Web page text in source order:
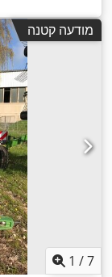
מודעה קטנה
1 /7